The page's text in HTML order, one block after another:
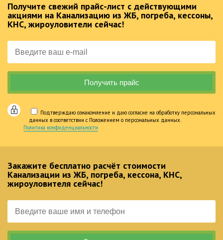
Получите свежий прайс-лист с действующими
акциями на Канализацию из ЖБ, погреба, кессоны,
КНС, жироуловители сейчас!
Подтверждаю ознакомление и даю согласие на обработку персональных
данных в соответствии с Положением о персональных данных.
Политика конфиденциальности
Закажите бесплатно расчёт стоимости
Канализации из ЖБ, погреба, кессона, КНС,
жироуловителя сейчас!